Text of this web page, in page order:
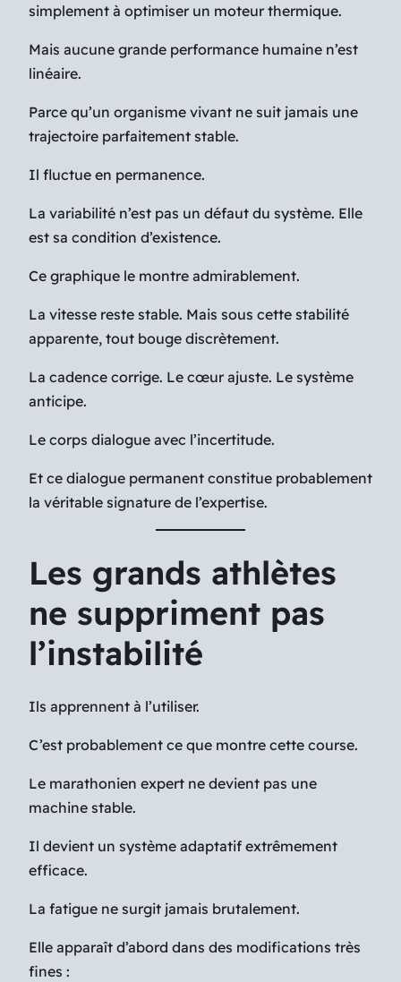
simplement à optimiser un moteur thermique.
Mais aucune grande performance humaine n’est
linéaire.
Parce qu’un organisme vivant ne suit jamais une
trajectoire parfaitement stable.
Il fluctue en permanence.
La variabilité n’est pas un défaut du système. Elle
est sa condition d’existence.
Ce graphique le montre admirablement.
La vitesse reste stable. Mais sous cette stabilité
apparente, tout bouge discrètement.
La cadence corrige. Le cœur ajuste. Le système
anticipe.
Le corps dialogue avec l’incertitude.
Et ce dialogue permanent constitue probablement
la véritable signature de l’expertise.
Les grands athlètes
ne suppriment pas
l’instabilité
Ils apprennent à l’utiliser.
C’est probablement ce que montre cette course.
Le marathonien expert ne devient pas une
machine stable.
Il devient un système adaptatif extrêmement
efficace.
La fatigue ne surgit jamais brutalement.
Elle apparaît d’abord dans des modifications très
fines :